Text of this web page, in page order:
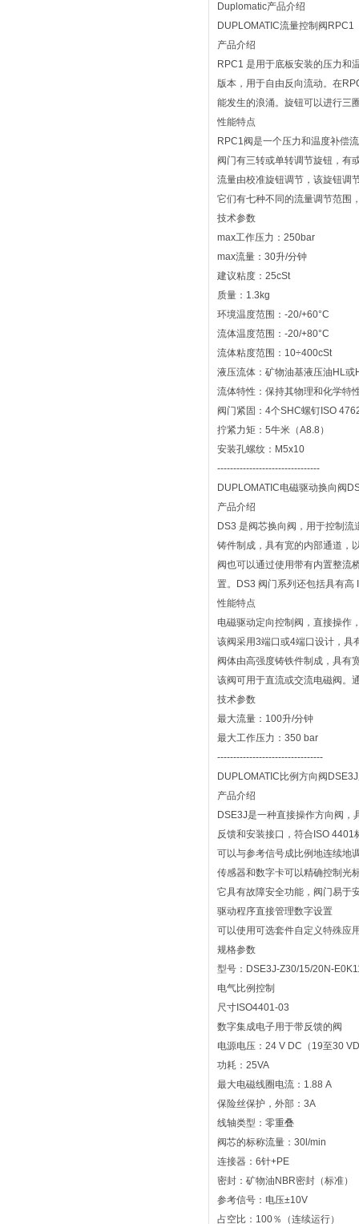
Duplomatic产品介绍
DUPLOMATIC流量控制阀RPC1
产品介绍
RPC1 是用于底板安装的压力和
版本，用于自由反向流动。在
能发生的浪涌。旋钮可以进行三
性能特点
RPC1阀是一个压力和温度补偿
阀门有三转或单转调节旋钮，有
流量由校准旋钮调节，该旋钮调
它们有七种不同的流量调节范围
技术参数
max工作压力：250bar
max流量：30升/分钟
建议粘度：25cSt
质量：1.3kg
环境温度范围：-20/+60°C
流体温度范围：-20/+80°C
流体粘度范围：10÷400cSt
液压流体：矿物油基液压油HL或
流体特性：保持其物理和化学特
阀门紧固：4个SHC螺钉ISO
拧紧力矩：5牛米（A8.8）
安装孔螺纹：M5x10
--------------------------------
DUPLOMATIC电磁驱动换向阀
产品介绍
DS3 是阀芯换向阀，用于控制
铸件制成，具有宽的内部通道，
阀也可以通过使用带有内置整流
置。DS3 阀门系列还包括具有高
性能特点
电磁驱动定向控制阀，直接操作
该阀采用3端口或4端口设计，具
阀体由高强度铸铁件制成，具有
该阀可用于直流或交流电磁阀。
技术参数
最大流量：100升/分钟
最大工作压力：350 bar
---------------------------------
DUPLOMATIC比例方向阀
产品介绍
DSE3J是一种直接操作方向阀，
反馈和安装接口，符合ISO 4401
可以与参考信号成比例地连续地
传感器和数字卡可以精确控制光
它具有故障安全功能，阀门易于
驱动程序直接管理数字设置
可以使用可选套件自定义特殊应
规格参数
型号：DSE3J-Z30/15/20N-
电气比例控制
尺寸ISO4401-03
数字集成电子用于带反馈的阀
电源电压：24 V DC（19至30
功耗：25VA
最大电磁线圈电流：1.88 A
保险丝保护，外部：3A
线轴类型：零重叠
阀芯的标称流量：30l/min
连接器：6针+PE
密封：矿物油NBR密封（标准）
参考信号：电压±10V
占空比：100％（连续运行）